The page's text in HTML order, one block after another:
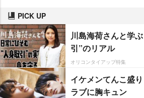
PICK UP
川島海荷さんと学
引”のリアル
オリコンタイアップ特集
イケメンてんこ盛
ラブに胸キュン